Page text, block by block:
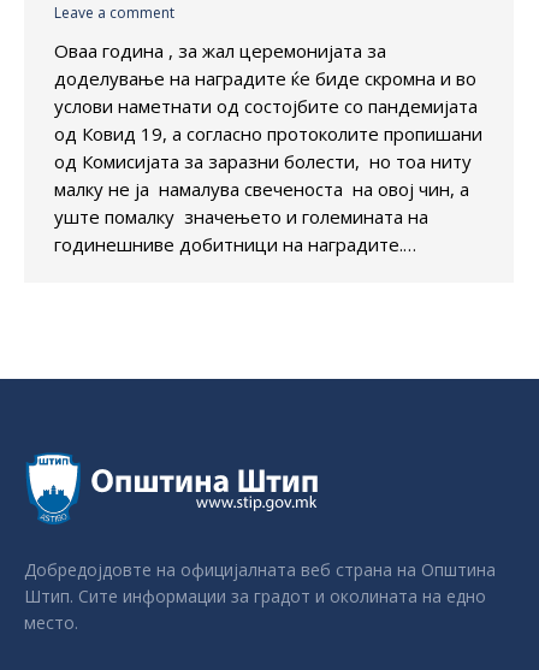
Leave a comment
Оваа година , за жал церемонијата за
доделување на наградите ќе биде скромна и во
услови наметнати од состојбите со пандемијата
од Ковид 19, а согласно протоколите пропишани
од Комисијата за заразни болести, но тоа ниту
малку не ја намалува свеченоста на овој чин, а
уште помалку значењето и големината на
годинешниве добитници на наградите.…
Добредојдовте на официјалната веб страна на Општина
Штип. Сите информации за градот и околината на едно
место.